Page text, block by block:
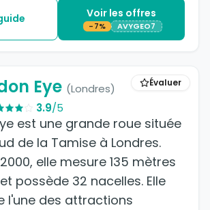
Voir les offres
-7% AVYGEO7
Évaluer
Eye (Londres)
3.9/5
est une grande roue située
de la Tamise à Londres.
elle mesure 135 mètres
possède 32 nacelles. Elle
l'une des attractions